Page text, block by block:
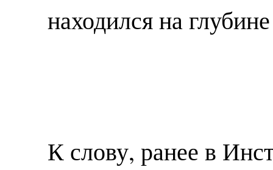
находился на
К слову, ранее в